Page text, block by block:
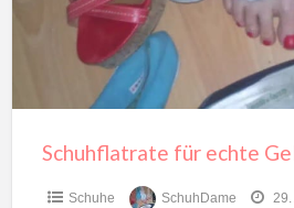
Schuhflatrate für echte
Schuhe SchuhDame 29.